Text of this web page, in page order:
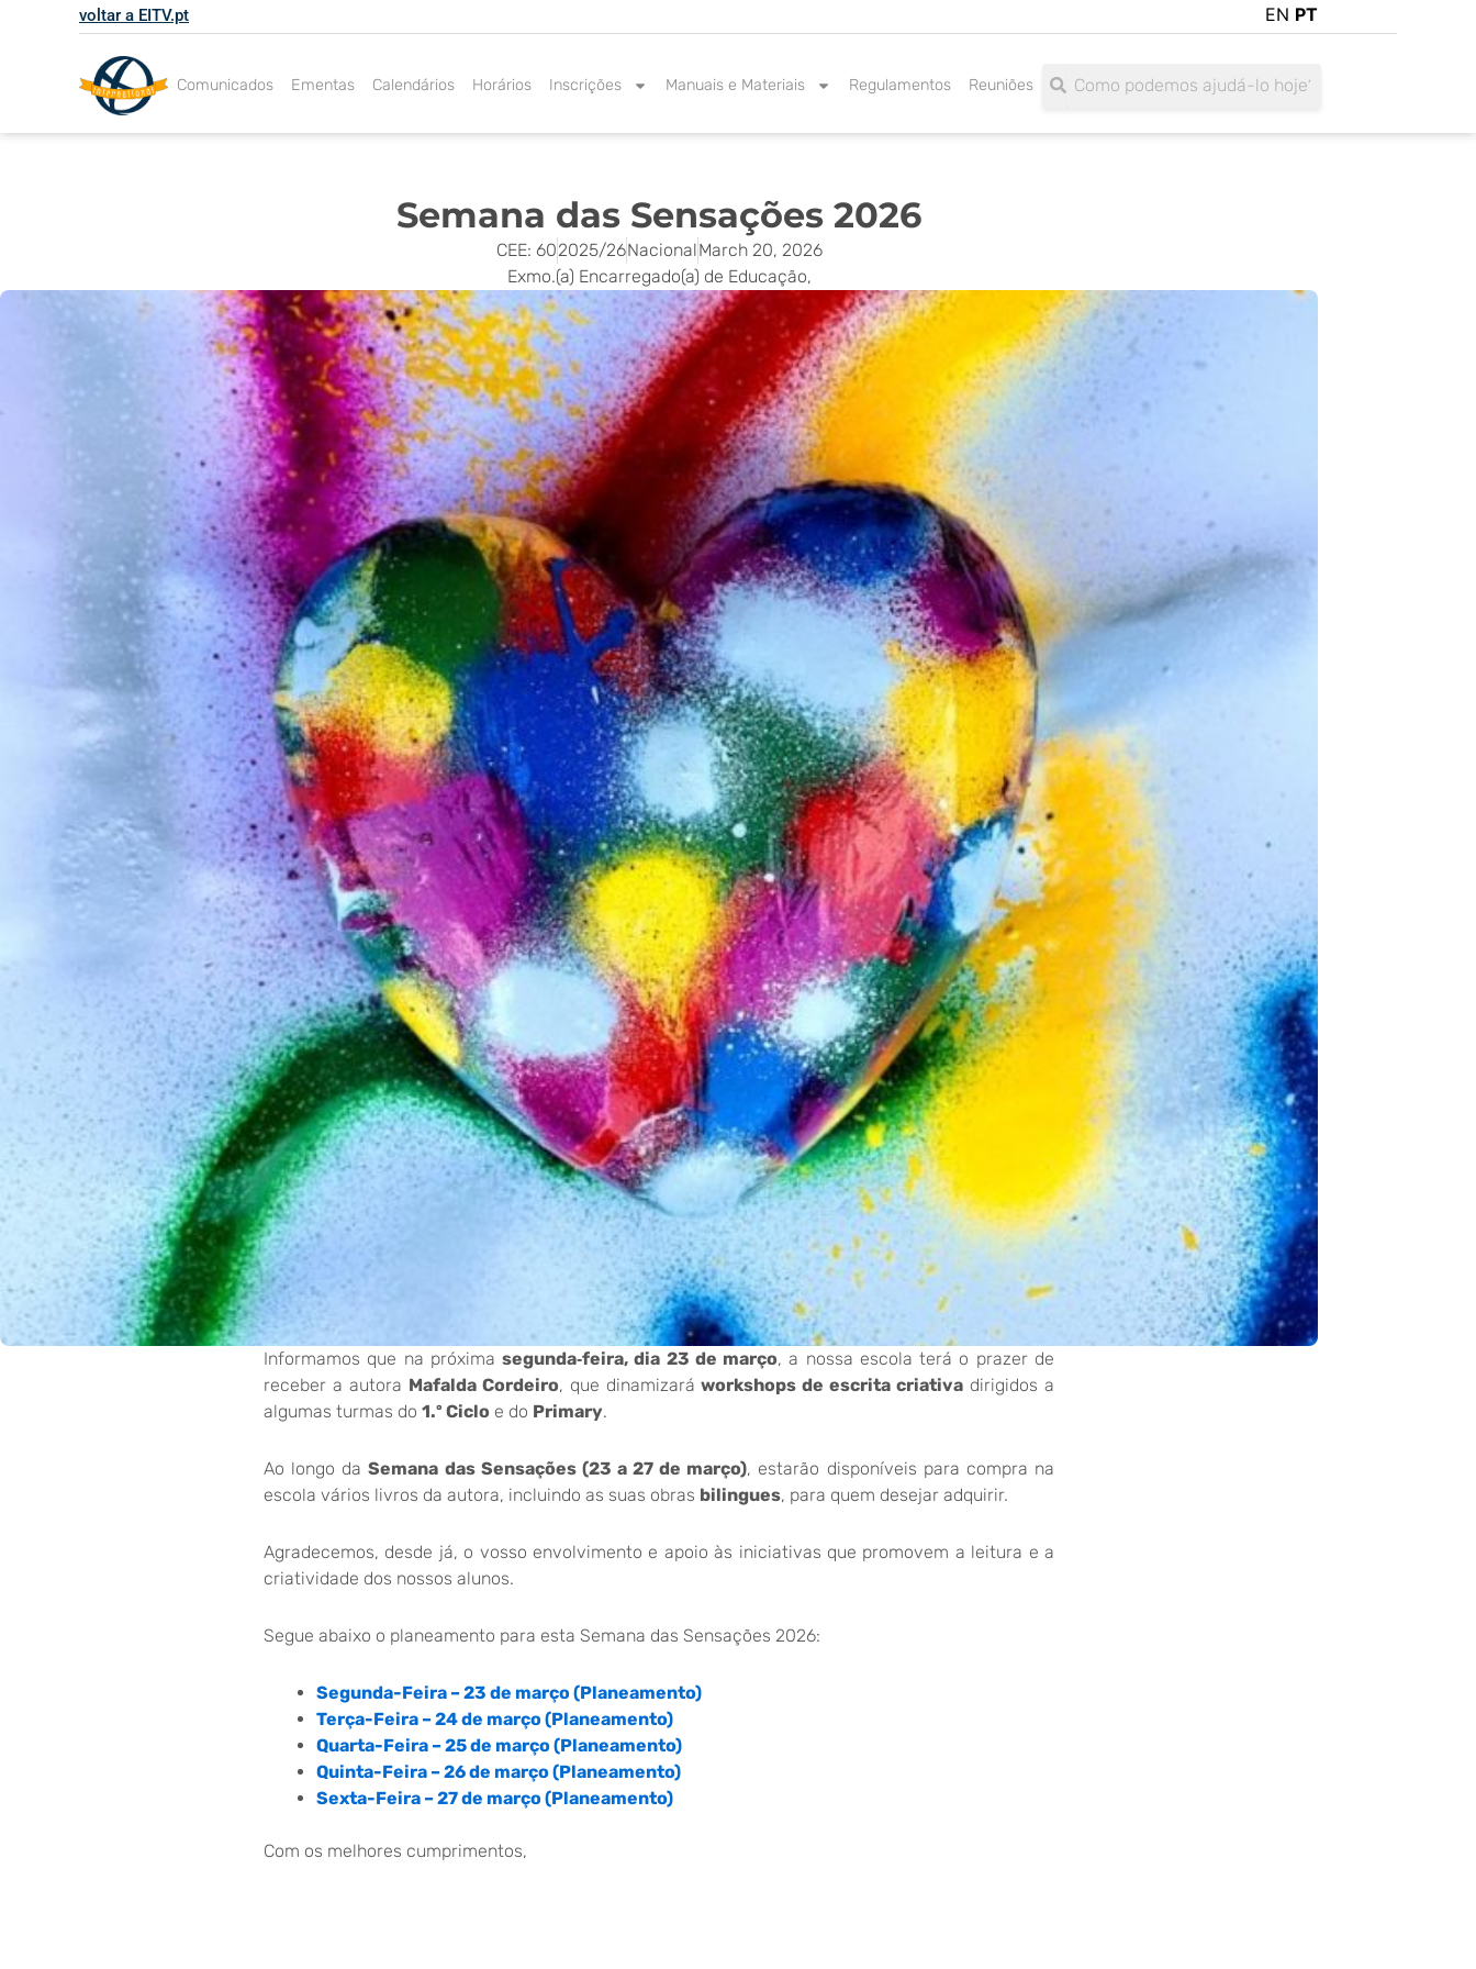
voltar a EITV.pt EN PT
Comunicados Ementas Calendários Horários Inscrições Manuais e Materiais Regulamentos Reuniões
SearchSearch
Semana das Sensações 2026
CEE: 602025/26NacionalMarch 20, 2026
Exmo.(a) Encarregado(a) de Educação,
Informamos que na próximasegunda‑feira, dia 23 de março, a nossa escola terá o prazer de
receber a autora Mafalda Cordeiro, que dinamizaráworkshops de escrita criativa dirigidos a
algumas turmas do 1.º Ciclo e do Primary.
Ao longo daSemana das Sensações (23 a 27 de março), estarão disponíveis para compra na
escola vários livros da autora, incluindo as suas obras bilingues, para quem desejar adquirir.
Agradecemos, desde já, o vosso envolvimento e apoio às iniciativas que promovem a leitura e a
criatividade dos nossos alunos.
Segue abaixo o planeamento para esta Semana das Sensações 2026:
Segunda-Feira – 23 de março (Planeamento)
Terça-Feira – 24 de março (Planeamento)
Quarta-Feira – 25 de março (Planeamento)
Quinta-Feira – 26 de março (Planeamento)
Sexta-Feira – 27 de março (Planeamento)
Com os melhores cumprimentos,